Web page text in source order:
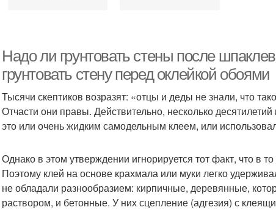
Надо ли грунтовать стены после
грунтовать стену перед оклейкой обоями
Тысячи скептиков возразят: «отцы и деды не знали, что
Отчасти они правы. Действительно, несколько
это или очень жидким самодельным клеем, или
Однако в этом утверждении игнорируется тот факт, что в
Поэтому клей на основе крахмала или муки легко
не обладали разнообразием: кирпичные, деревянные,
раствором, и бетонные. У них сцепление (адгезия) с